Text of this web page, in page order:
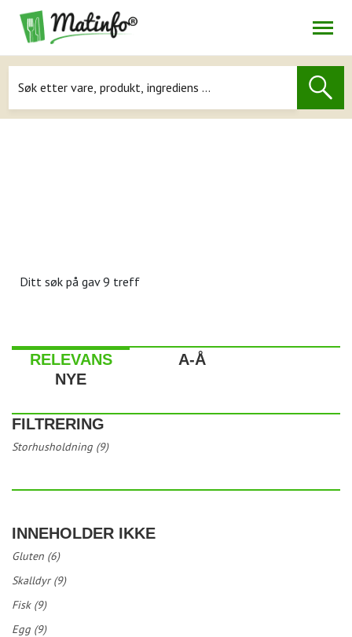
Navigasjon
Ditt søk på gav 9 treff
RELEVANS
A-Å
NYE
FILTRERING
Storhusholdning (9)
INNEHOLDER IKKE
Gluten (6)
Skalldyr (9)
Fisk (9)
Egg (9)